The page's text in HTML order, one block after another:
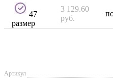
47
размер
3 129.60
руб.
Артикул